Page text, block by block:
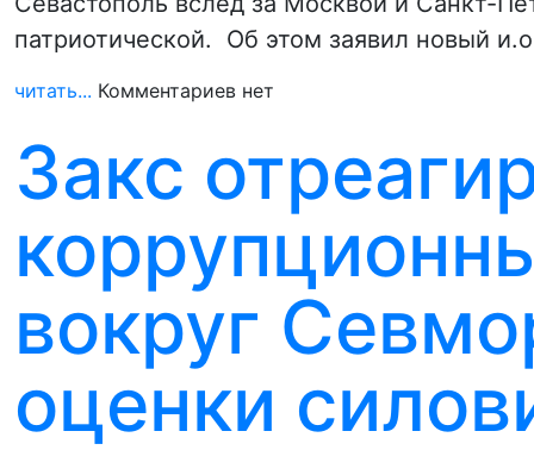
патриотической. Об этом заявил новый
читать... Комментариев нет
Закс
вокруг
оценки